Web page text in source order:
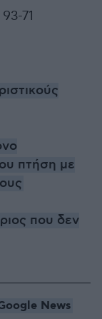
71
πτήση με
που δεν
News